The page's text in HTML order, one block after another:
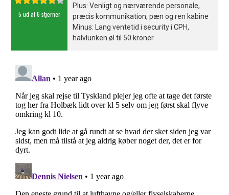
5 ud af 6 stjerner
Plus: Venligt og nærværende personale,
præcis kommunikation, pæn og ren kabine
Minus: Lang ventetid i security i CPH,
halvlunken øl til 50 kroner